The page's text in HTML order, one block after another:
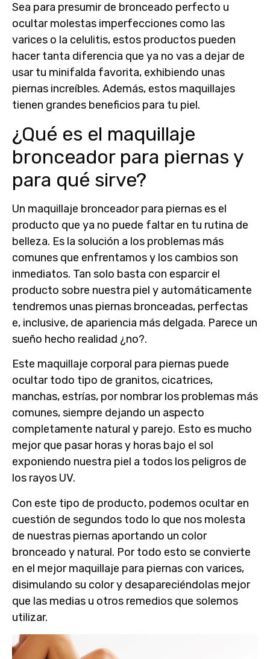
Sea para presumir de bronceado perfecto u
ocultar molestas imperfecciones como las
varices o la celulitis, estos productos pueden
hacer tanta diferencia que ya no vas a dejar de
usar tu minifalda favorita, exhibiendo unas
piernas increíbles. Además, estos maquillajes
tienen grandes beneficios para tu piel.
¿Qué es el maquillaje
bronceador para piernas y
para qué sirve?
Un maquillaje bronceador para piernas es el
producto que ya no puede faltar en tu rutina de
belleza. Es la solución a los problemas más
comunes que enfrentamos y los cambios son
inmediatos. Tan solo basta con esparcir el
producto sobre nuestra piel y automáticamente
tendremos unas piernas bronceadas, perfectas
e, inclusive, de apariencia más delgada. Parece un
sueño hecho realidad ¿no?.
Este maquillaje corporal para piernas puede
ocultar todo tipo de granitos, cicatrices,
manchas, estrías, por nombrar los problemas más
comunes, siempre dejando un aspecto
completamente natural y parejo. Esto es mucho
mejor que pasar horas y horas bajo el sol
exponiendo nuestra piel a todos los peligros de
los rayos UV.
Con este tipo de producto, podemos ocultar en
cuestión de segundos todo lo que nos molesta
de nuestras piernas aportando un color
bronceado y natural. Por todo esto se convierte
en el mejormaquillaje para piernas con varices,
disimulando su color y desapareciéndolas mejor
que las medias u otros remedios que solemos
utilizar.